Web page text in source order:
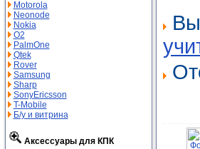
Motorola
Neonode
Nokia
O2
PalmOne
Qtek
Rover
Samsung
Sharp
SonyEricsson
T-Mobile
Б/у и витрина
Аксессуары для КПК